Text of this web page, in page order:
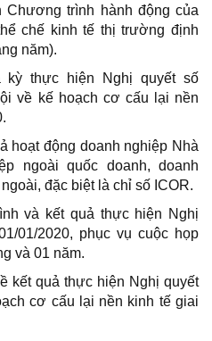
Chương trình hành động của
chế kinh tế thị trường định
năm).
thực hiện Nghị quyết số
về kế hoạch cơ cấu lại nền
hoạt động doanh nghiệp Nhà
ngoài quốc doanh, doanh
đặc biệt là chỉ số ICOR.
và kết quả thực hiện Nghị
01/2020, phục vụ cuộc họp
và 01 năm.
kết quả thực hiện Nghị quyết
cơ cấu lại nền kinh tế giai